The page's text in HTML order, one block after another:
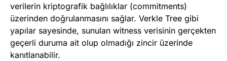
verilerin kriptografik bağlılıklar (commitments)
üzerinden doğrulanmasını sağlar. Verkle Tree gibi
yapılar sayesinde, sunulan witness verisinin gerçekten
geçerli duruma ait olup olmadığı zincir üzerinde
kanıtlanabilir.